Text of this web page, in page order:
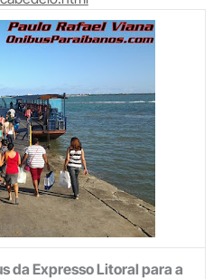
da Expresso Litoral para a